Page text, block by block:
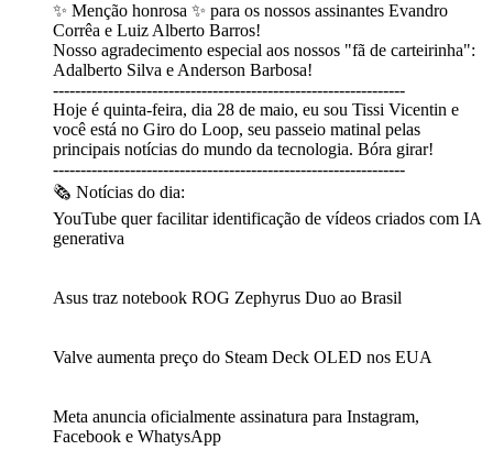
✨ Menção honrosa ✨ para os nossos assinantes Evandro
Corrêa e Luiz Alberto Barros!
Nosso agradecimento especial aos nossos "fã de carteirinha":
Adalberto Silva e Anderson Barbosa!
----------------------------------------------------------------
Hoje é quinta-feira, dia 28 de maio, eu sou Tissi Vicentin e
você está no Giro do Loop, seu passeio matinal pelas
principais notícias do mundo da tecnologia. Bóra girar!
----------------------------------------------------------------
🗞 Notícias do dia:
YouTube quer facilitar identificação de vídeos criados com IA
generativa
Asus traz notebook ROG Zephyrus Duo ao Brasil
Valve aumenta preço do Steam Deck OLED nos EUA
Meta anuncia oficialmente assinatura para Instagram,
Facebook e WhatysApp